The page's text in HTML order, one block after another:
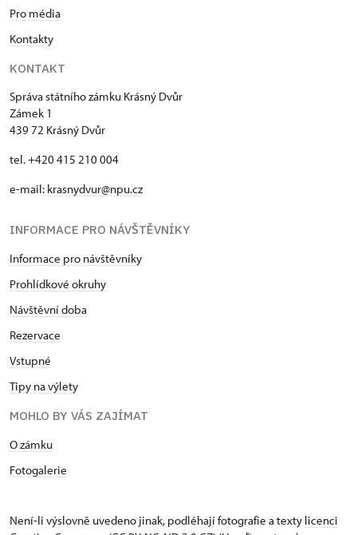
Pro média
Kontakty
KONTAKT
Správa státního zámku Krásný Dvůr
Zámek 1
439 72 Krásný Dvůr
tel. +420 415 210 004
e-mail: krasnydvur@npu.cz
INFORMACE PRO NÁVŠTĚVNÍKY
Informace pro návštěvníky
Prohlídkové okruhy
Návštěvní doba
Rezervace
Vstupné
Tipy na výlety
MOHLO BY VÁS ZAJÍMAT
O zámku
Fotogalerie
Není-li výslovně uvedeno jinak, podléhají fotografie a texty licenci